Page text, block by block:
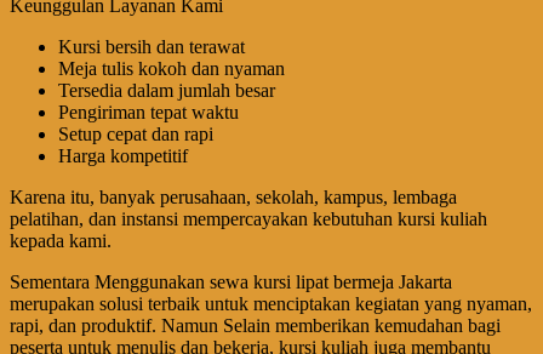
Keunggulan Layanan Kami
Kursi bersih dan terawat
Meja tulis kokoh dan nyaman
Tersedia dalam jumlah besar
Pengiriman tepat waktu
Setup cepat dan rapi
Harga kompetitif
Karena itu, banyak perusahaan, sekolah, kampus, lembaga
pelatihan, dan instansi mempercayakan kebutuhan kursi kuliah
kepada kami.
Sementara Menggunakan sewa kursi lipat bermeja Jakarta
merupakan solusi terbaik untuk menciptakan kegiatan yang nyaman,
rapi, dan produktif. Namun Selain memberikan kemudahan bagi
peserta untuk menulis dan bekerja, kursi kuliah juga membantu